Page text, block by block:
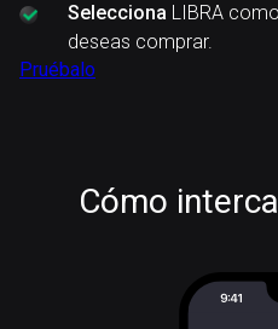
Selecciona LIBRA
deseas comprar.
Pruébalo
Cómo